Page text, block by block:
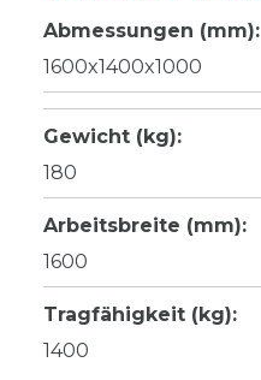
Abmessungen (mm):
1600x1400x1000
Gewicht (kg):
180
Arbeitsbreite (mm):
1600
Tragfähigkeit (kg):
1400